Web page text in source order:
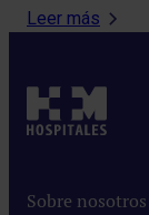
Leer más
Sobre nosotros